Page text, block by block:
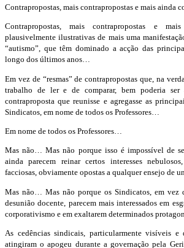
Contrapropostas, mais contrapropostas e mais ainda
Contrapropostas, mais contrapropostas e
plausivelmente ilustrativas de mais uma
“autismo”, que têm dominado a acção das
longo dos últimos anos…
Em vez de “resmas” de contrapropostas que, na
trabalho de ler e de comparar, bem poderia ser
contraproposta que reunisse e agregasse as
Sindicatos, em nome de todos os Professores…
Em nome de todos os Professores…
Mas não… Mas não porque isso é impossível de
ainda parecem reinar certos interesses
facciosas, obviamente opostas a qualquer ensejo de
Mas não… Mas não porque os Sindicatos, em vez
desunião docente, parecem mais interessados em
corporativismo e em exaltarem determinados
As cedências sindicais, particularmente visíveis e
atingiram o apogeu durante a governação pela